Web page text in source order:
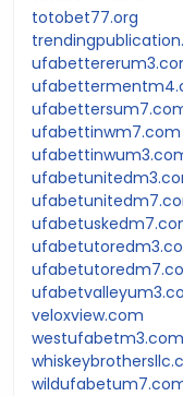
totobet77.org
ufabettinwm7.com
veloxview.com
westufabetm3.com